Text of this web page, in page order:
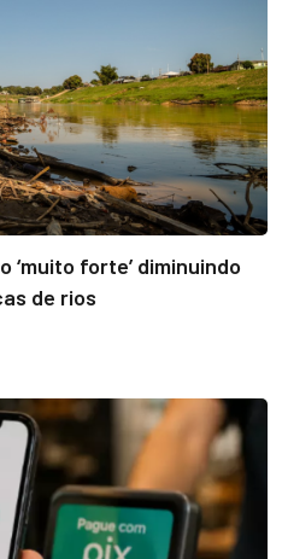
‘muito forte’ diminuindo
de rios